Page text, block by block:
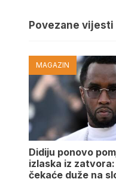
Povezane vijesti
MAGAZIN
Didiju ponovo
izlaska iz
čekaće duže na